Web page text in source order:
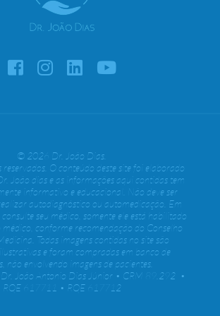
© 2026 Dr. João Dias.
reservados. O conteúdo deste site foi elaborado
João dias e as informações aqui contidas tem
informativo e educacional. Não deve ser
autodiagnóstico ou automedicação. Em
seu médico, somente ele está habilitado
conforme recomendação do Conselho
Todas imagens contidas no site são
e foram compradas em banco de
não envolvendo imagens de pacientes.
Dr. João Antonio Dias Júnior • CRM 89.292 •
RQE 617711 • RQE 617712